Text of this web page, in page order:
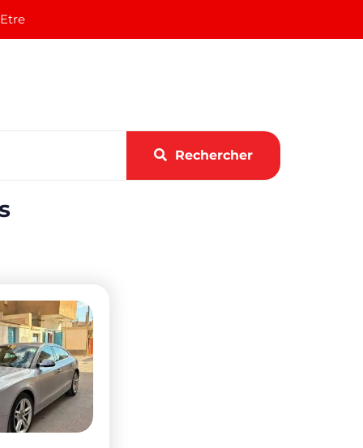
Rechercher